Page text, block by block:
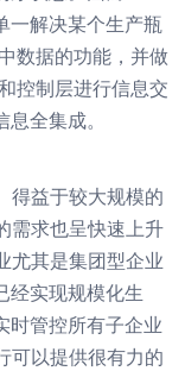
一解决某个生产瓶
数据的功能，并做
控制层进行信息交
全集成。
益于较大规模的
需求也呈快速上升
尤其是集团型企业
经实现规模化生
时管控所有子企业
可以提供很有力的